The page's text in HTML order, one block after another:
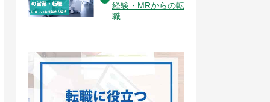
経験・MRからの転
職